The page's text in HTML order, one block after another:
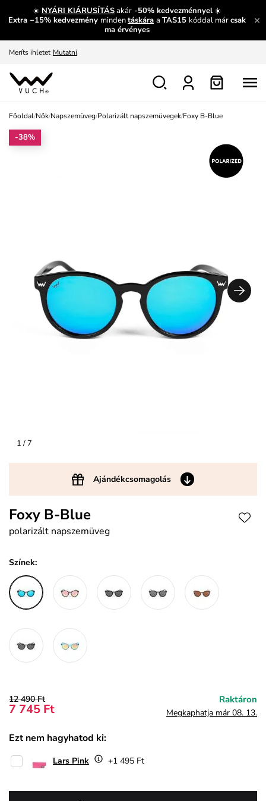
☀️ NYÁRI KIÁRUSÍTÁSakár -50% kedvezménnyel☀️
Extra −15% kedvezmény mindentáskára a TAS15 kóddal márcsak
ma érvényes
És mi az, amit máshol nem lehet megtudni?
Fedezze fel velünk az újdonságokat. Megtekintés
Meríts ihletet Mutatni
Ingyenes csere és visszaküldés
Főoldal/Nők/Napszemüveg/Polarizált napszemüvegek/Foxy B-Blue
1/ 7
Ajándékcsomagolás
-38%
Foxy B-Blue
polarizált napszemüveg
Színek:
12 490 Ft
7 745 Ft
Raktáron
Megkaphatja már 08. 13.
Ezt nem hagyhatod ki:
Lars Pink +1 495 Ft